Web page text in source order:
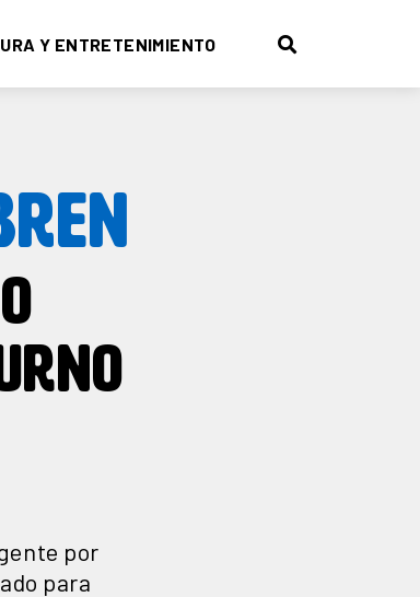
Y ENTRETENIMIENTO
por
para